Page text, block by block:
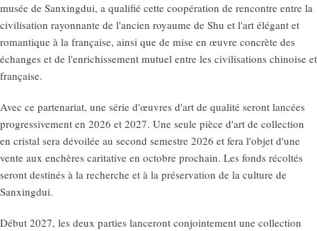
musée de Sanxingdui, a qualifié cette coopération de rencontre entre la
civilisation rayonnante de l'ancien royaume de Shu et l'art élégant et
romantique à la française, ainsi que de mise en œuvre concrète des
échanges et de l'enrichissement mutuel entre les civilisations chinoise et
française.
Avec ce partenariat, une série d'œuvres d'art de qualité seront lancées
progressivement en 2026 et 2027. Une seule pièce d'art de collection
en cristal sera dévoilée au second semestre 2026 et fera l'objet d'une
vente aux enchères caritative en octobre prochain. Les fonds récoltés
seront destinés à la recherche et à la préservation de la culture de
Sanxingdui.
Début 2027, les deux parties lanceront conjointement une collection